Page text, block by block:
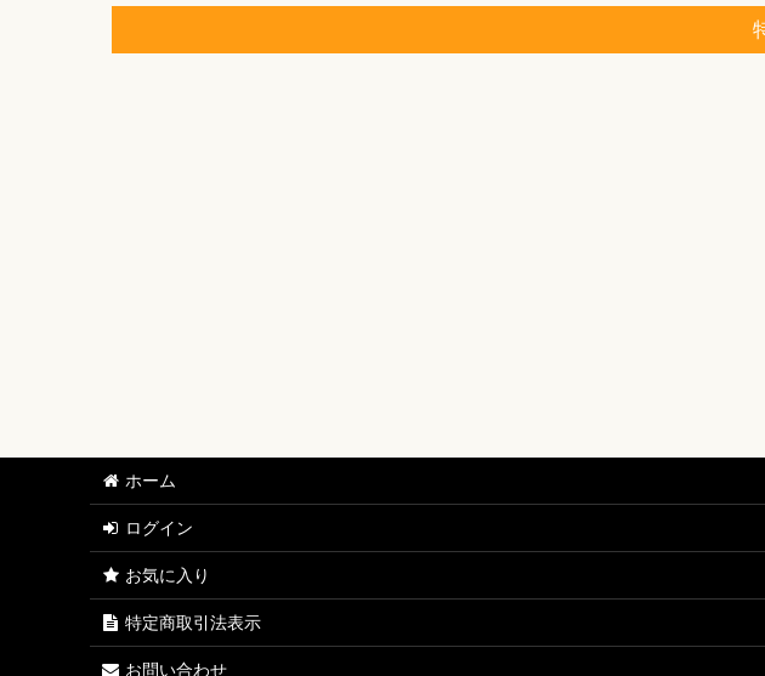
【ワンピースカード】エクストラブースター ONE PIECE Heroines Edition【EB-03
【ワンピースカード】ブースターパック 受け継がれる意志【OP-13】
【ワンピースカード】プレミアムブースター ONE PIECE CARD THE BEST vol.2【
【ワンピースカード】ブースターパック 師弟の絆【OP-12】
【ワンピースカード】ブースターパック 神速の拳【OP-11】
ホーム
ログイン
お気に入り
特定商取引法表示
お問い合わせ